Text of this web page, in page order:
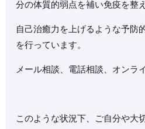
分の体質的弱点を補い免疫を整え
自己治癒力を上げるような予防
を行っています。
メール相談、電話相談、オンラ
このような状況下、ご自分や大